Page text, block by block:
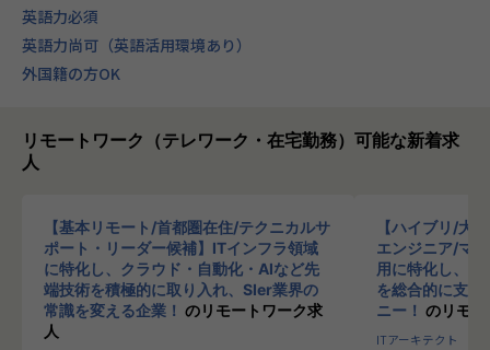
英語力必須
英語力尚可（英語活用環境あり）
外国籍の方OK
リモートワーク（テレワーク・在宅勤務）可能な新着求
人
【基本リモート/首都圏在住/テクニカルサ
ポート・リーダー候補】ITインフラ領域
に特化し、クラウド・自動化・AIなど先
端技術を積極的に取り入れ、SIer業界の
常識を変える企業！ のリモートワーク求
人
【ハイブリ/大
エンジニア/マ
用に特化し、
を総合的に支
ニー！ のリモ
ITアーキテクト